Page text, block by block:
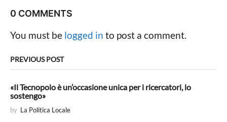
P
a
g
n
t
i
o
0 COMMENTS
You must be logged in to post a comment.
PREVIOUS POST
«Il Tecnopolo è un’occasione unica per i ricercatori, lo
sostengo»
by La Politica Locale